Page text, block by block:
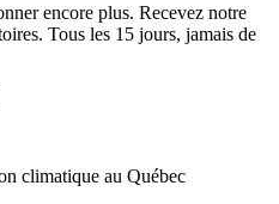
encore plus. Recevez notre
Tous les 15 jours, jamais de